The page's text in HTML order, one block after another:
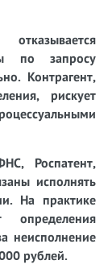
по запросу
Контрагент,
рискует
Роспатент,
исполнять
На практике
определения
неисполнение
рублей.